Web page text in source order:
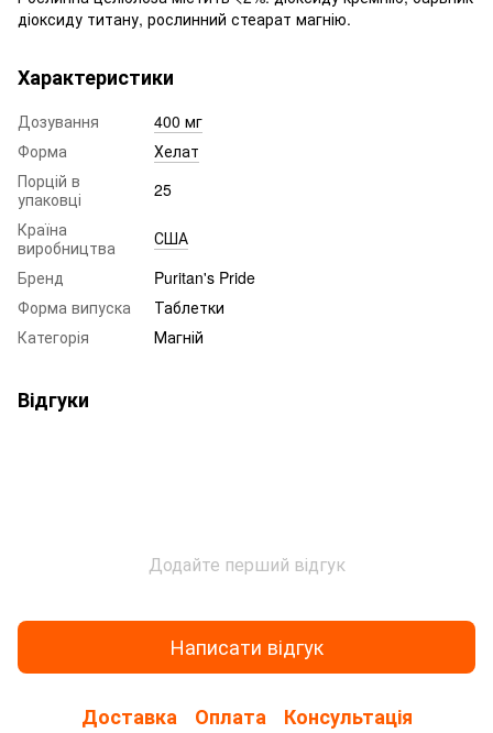
діоксиду титану, рослинний стеарат магнію.
Характеристики
Дозування
400 мг
Форма
Хелат
Порцій в
упаковці
25
Країна
виробництва
США
Бренд
Puritan's Pride
Форма випуска
Таблетки
Категорія
Магній
Відгуки
Додайте перший відгук
Написати відгук
Доставка Оплата Консультація